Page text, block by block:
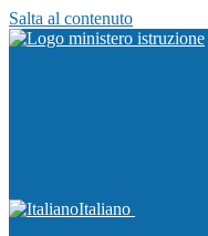
Salta al contenuto
Italiano